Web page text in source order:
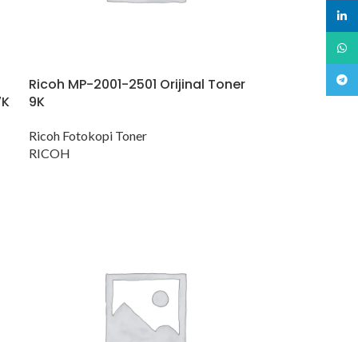
Ricoh MP-2001-2501 Orijinal Toner
9K
Ricoh Fotokopi Toner
RICOH